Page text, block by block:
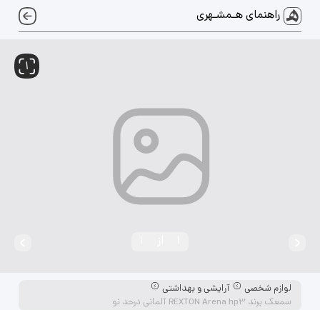
راهنمای هـمشـهری
1
لوازم شخصی
آرایشی و بهداشتی
سمعک برند REXTON Arena hp3 آلمانی درحد نو